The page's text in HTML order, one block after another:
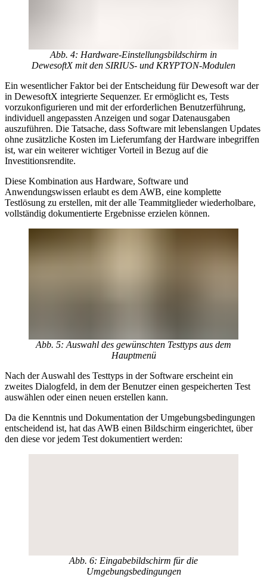
Abb. 4: Hardware-Einstellungsbildschirm in
DewesoftX mit den SIRIUS- und KRYPTON-Modulen
Ein wesentlicher Faktor bei der Entscheidung für Dewesoft war der
in DewesoftX integrierte Sequenzer. Er ermöglicht es, Tests
vorzukonfigurieren und mit der erforderlichen Benutzerführung,
individuell angepassten Anzeigen und sogar Datenausgaben
auszuführen. Die Tatsache, dass Software mit lebenslangen Updates
ohne zusätzliche Kosten im Lieferumfang der Hardware inbegriffen
ist, war ein weiterer wichtiger Vorteil in Bezug auf die
Investitionsrendite.
Diese Kombination aus Hardware, Software und
Anwendungswissen erlaubt es dem AWB, eine komplette
Testlösung zu erstellen, mit der alle Teammitglieder wiederholbare,
vollständig dokumentierte Ergebnisse erzielen können.
Abb. 5: Auswahl des gewünschten Testtyps aus dem
Hauptmenü
Nach der Auswahl des Testtyps in der Software erscheint ein
zweites Dialogfeld, in dem der Benutzer einen gespeicherten Test
auswählen oder einen neuen erstellen kann.
Da die Kenntnis und Dokumentation der Umgebungsbedingungen
entscheidend ist, hat das AWB einen Bildschirm eingerichtet, über
den diese vor jedem Test dokumentiert werden:
Abb. 6: Eingabebildschirm für die
Umgebungsbedingungen